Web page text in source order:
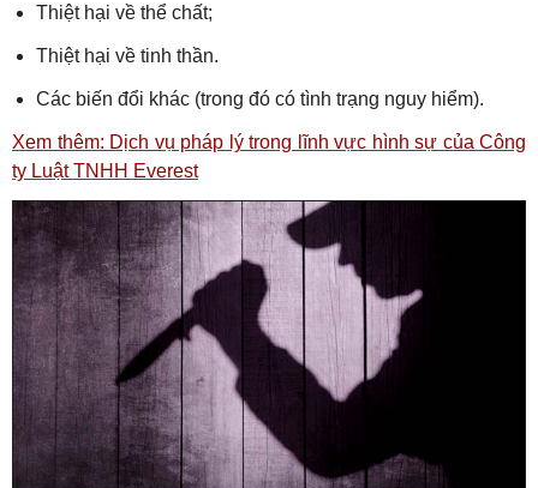
Thiệt hại về thể chất;
Thiệt hại về tinh thần.
Các biến đổi khác (trong đó có tình trạng nguy hiểm).
Xem thêm: Dịch vụ pháp lý trong lĩnh vực hình sự của Công
ty Luật TNHH Everest